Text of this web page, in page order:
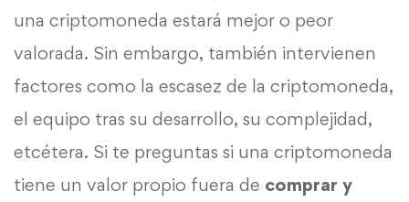
una criptomoneda estará mejor o peor
valorada. Sin embargo, también intervienen
factores como la escasez de la criptomoneda,
el equipo tras su desarrollo, su complejidad,
etcétera. Si te preguntas si una criptomoneda
tiene un valor propio fuera de comprar y